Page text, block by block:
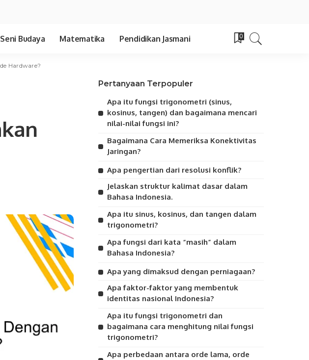
Seni Budaya Matematika Pendidikan Jasmani 0
Hardware?
Pertanyaan Terpopuler
Apa itu fungsi trigonometri (sinus,
kosinus, tangen) dan bagaimana mencari
nilai-nilai fungsi ini?
Bagaimana Cara Memeriksa Konektivitas
Jaringan?
Apa pengertian dari resolusi konflik?
Jelaskan struktur kalimat dasar dalam
Bahasa Indonesia.
Apa itu sinus, kosinus, dan tangen dalam
trigonometri?
Apa fungsi dari kata “masih” dalam
Bahasa Indonesia?
Apa yang dimaksud dengan perniagaan?
Apa faktor-faktor yang membentuk
identitas nasional Indonesia?
Apa itu fungsi trigonometri dan
bagaimana cara menghitung nilai fungsi
trigonometri?
Apa perbedaan antara orde lama, orde